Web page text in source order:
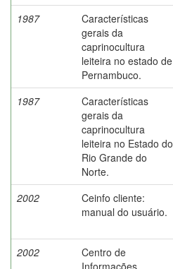
1987
Características
gerais da
caprinocultura
leiteira no estado de
Pernambuco.
1987
Características
gerais da
caprinocultura
leiteira no Estado do
Rio Grande do
Norte.
2002
Ceinfo cliente:
manual do usuário.
2002
Centro de
Informações